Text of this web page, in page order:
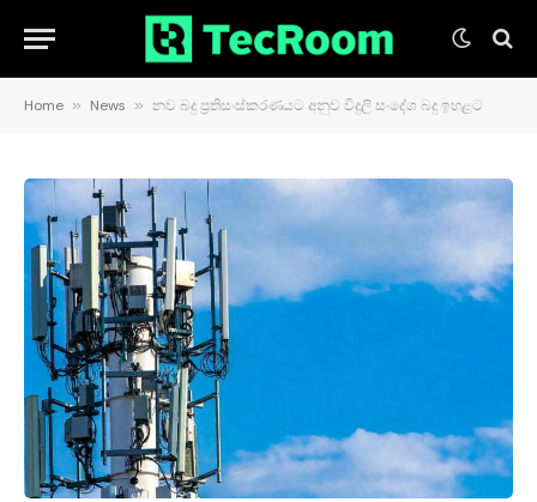
Home » News » නව බදු ප්‍රතිසංස්කරණයට අනුව විදුලි සංදේශ බදු ඉහළට